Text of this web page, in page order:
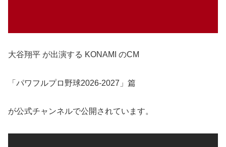
大谷翔平 が出演する KONAMI のCM
「パワフルプロ野球2026-2027」篇
が公式チャンネルで公開されています。